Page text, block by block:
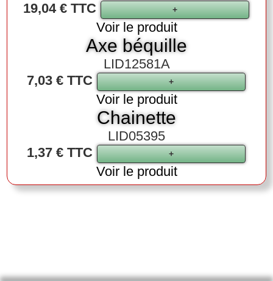
19,04 € TTC
Voir le produit
Axe béquille
LID12581A
7,03 € TTC
Voir le produit
Chainette
LID05395
1,37 € TTC
Voir le produit